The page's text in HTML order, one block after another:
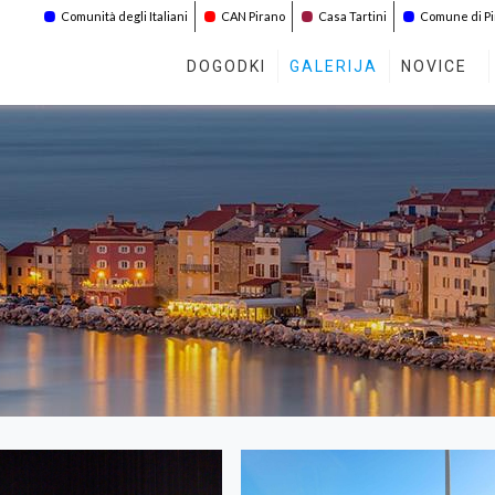
Comunità degli Italiani CAN Pirano Casa Tartini Comune di
DOGODKI GALERIJA NOVICE